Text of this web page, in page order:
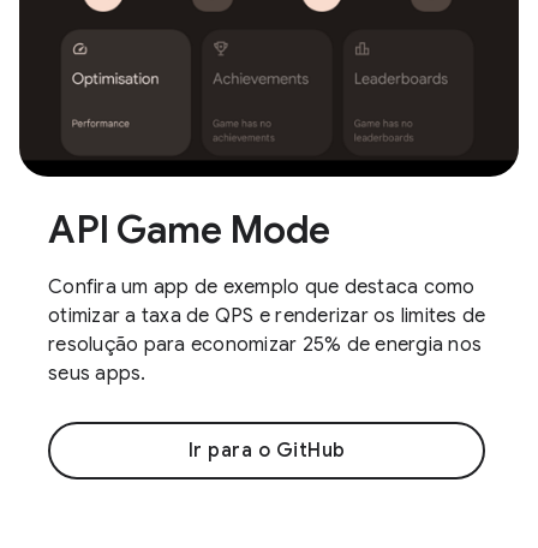
API Game Mode
Confira um app de exemplo que destaca como
otimizar a taxa de QPS e renderizar os limites de
resolução para economizar 25% de energia nos
seus apps.
Ir para o GitHub